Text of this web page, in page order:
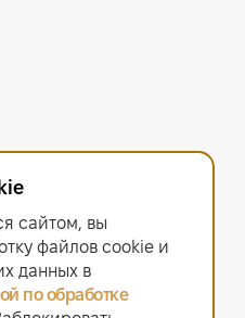
ОГРН 1216600044297
данных
данных
нам анализировать
и делать его лучше.
сайтом, вы
файлов сооkiе и
данных в
по обработке